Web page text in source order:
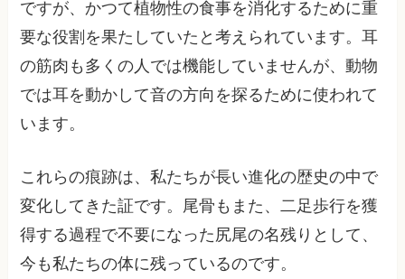
ですが、かつて植物性の食事を消化するために重
要な役割を果たしていたと考えられています。耳
の筋肉も多くの人では機能していませんが、動物
では耳を動かして音の方向を探るために使われて
います。
これらの痕跡は、私たちが長い進化の歴史の中で
変化してきた証です。尾骨もまた、二足歩行を獲
得する過程で不要になった尻尾の名残りとして、
今も私たちの体に残っているのです。